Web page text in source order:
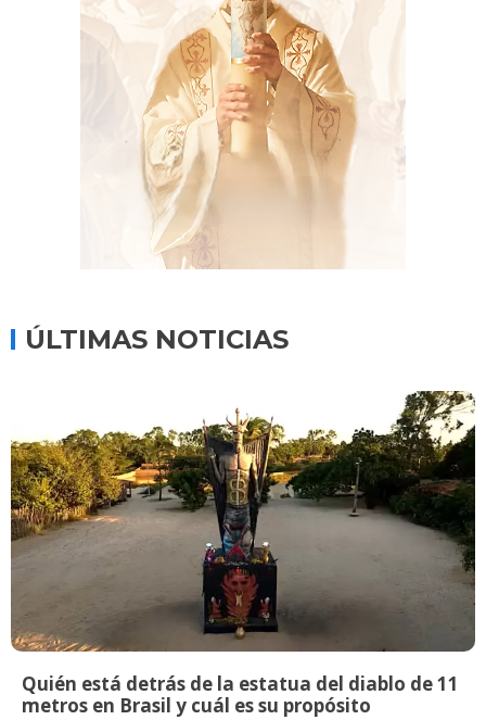
ÚLTIMAS NOTICIAS
Quién está detrás de la estatua del diablo de 11
metros en Brasil y cuál es su propósito